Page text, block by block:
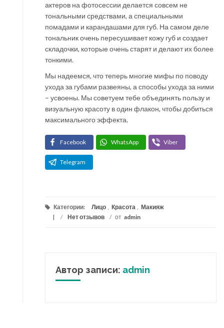
актеров на фотосессии делается совсем не
тональными средствами, а специальными
помадами и карандашами для губ. На самом деле
тональник очень пересушивает кожу губ и создает
складочки, которые очень старят и делают их более
тонкими.
Мы надеемся, что теперь многие мифы по поводу
ухода за губами развеяны, а способы ухода за ними
– усвоены. Мы советуем тебе объединять пользу и
визуальную красоту в один флакон, чтобы добиться
максимального эффекта.
Facebook WhatsApp Viber
Telegram
Категории: Лицо , Красота , Макияж
/
Нет отзывов / от admin
Автор записи: admin